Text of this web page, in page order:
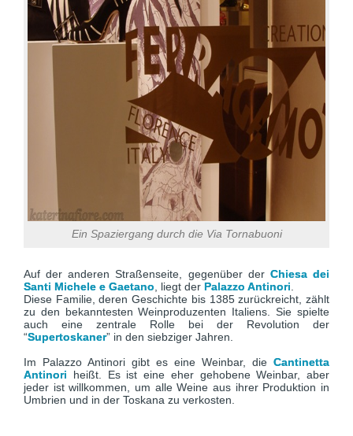
Ein Spaziergang durch die Via Tornabuoni
Auf der anderen Straßenseite, gegenüber der Chiesa dei
Santi Michele e Gaetano , liegt der Palazzo Antinori
Diese Familie, deren Geschichte bis 1385 zurückreicht, zählt
zu den bekanntesten Weinproduzenten Italiens. Sie spielte
auch eine zentrale Rolle bei der Revolution der
“Supertoskaner” in den siebziger Jahren.
Im Palazzo Antinori gibt es eine Weinbar, die Cantinetta
Antinori heißt. Es ist eine eher gehobene Weinbar, aber
jeder ist willkommen, um alle Weine aus ihrer Produktion in
Umbrien und in der Toskana zu verkosten.